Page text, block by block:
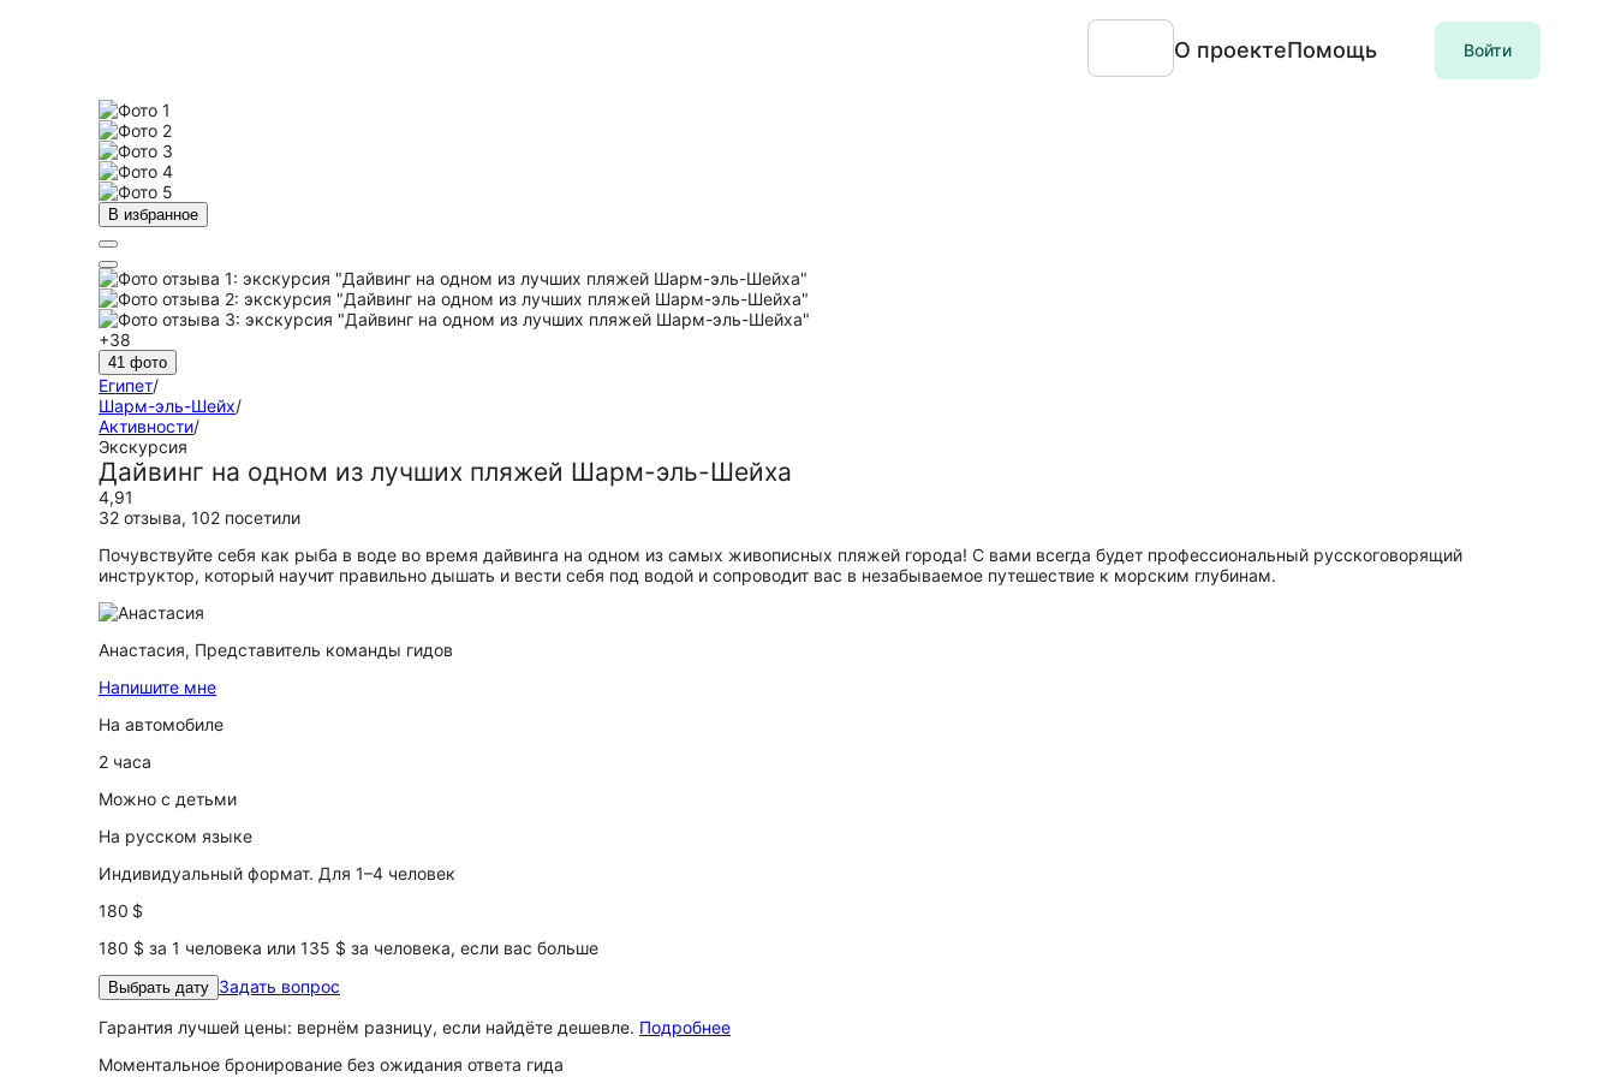
О проектеПомощь Войти
В избранное
+38
41 фото
Египет/
Шарм-эль-Шейх/
Активности/
Экскурсия
Дайвинг на одном из лучших пляжей Шарм-эль-Шейха
4,91
32 отзыва, 102 посетили
Почувствуйте себя как рыба в воде во время дайвинга на одном из самых живописных пляжей города! С вами всегда будет профессиональный русскоговорящий
инструктор, который научит правильно дышать и вести себя под водой и сопроводит вас в незабываемое путешествие к морским глубинам.
Анастасия, Представитель команды гидов
Напишите мне
На автомобиле
2 часа
Можно с детьми
На русском языке
Индивидуальный формат. Для 1–4 человек
180 $
180 $ за 1 человека или 135 $ за человека, если вас больше
Выбрать дату Задать вопрос
Гарантия лучшей цены: вернём разницу, если найдёте дешевле. Подробнее
Моментальное бронирование без ожидания ответа гида